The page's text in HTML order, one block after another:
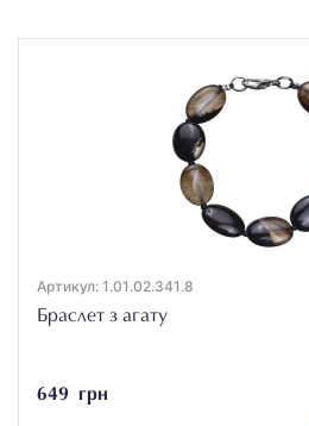
Артикул: 1.01.02.341.8
Браслет з агату
649 грн